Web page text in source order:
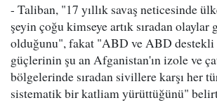
- Taliban, "17 yıllık savaş neticesinde
şeyin çoğu kimseye artık sıradan
olduğunu", fakat "ABD ve ABD
güçlerinin şu an Afganistan'ın izole ve
bölgelerinde sıradan sivillere karşı her
sistematik bir katliam yürüttüğünü"